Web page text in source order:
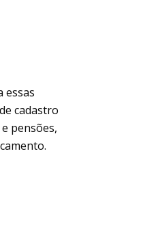
essas
cadastro
pensões,